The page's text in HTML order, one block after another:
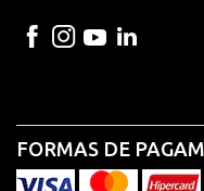
FORMAS DE